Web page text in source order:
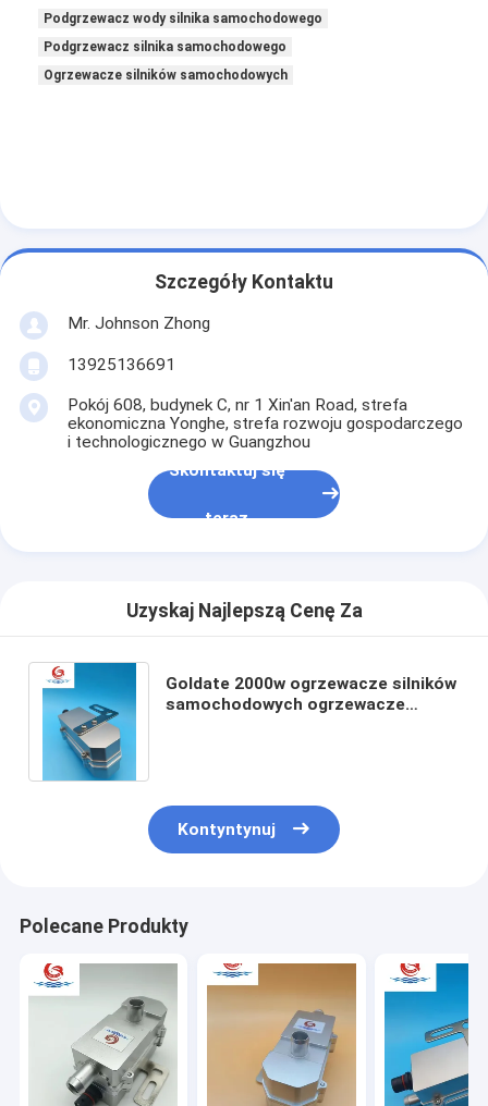
Podgrzewacz wody silnika samochodowego
Podgrzewacz silnika samochodowego
Ogrzewacze silników samochodowych
Szczegóły Kontaktu
Mr. Johnson Zhong
13925136691
Pokój 608, budynek C, nr 1 Xin'an Road, strefa
ekonomiczna Yonghe, strefa rozwoju gospodarczego
i technologicznego w Guangzhou
Skontaktuj się
teraz
Uzyskaj Najlepszą Cenę Za
Goldate 2000w ogrzewacze silników
samochodowych ogrzewacze
Kontyntynuj
Polecane Produkty